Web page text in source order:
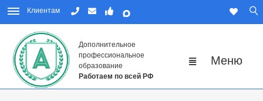
Клиентам
Дополнительное
профессиональное
образование
Работаем по всей РФ